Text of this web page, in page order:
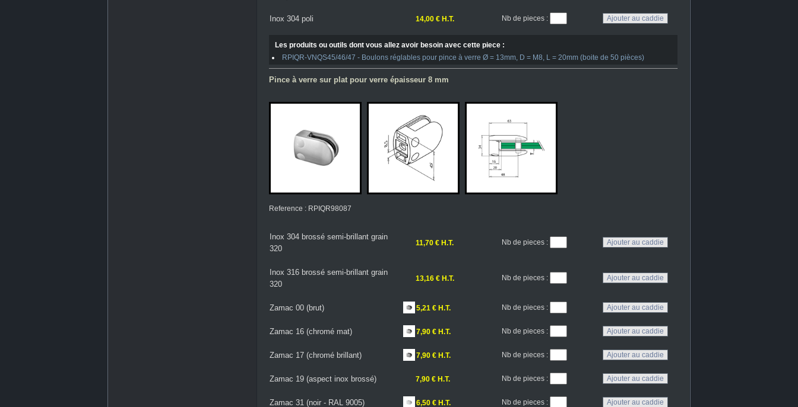
Inox 304 poli 14,00 € H.T. Nb de pieces:
Les produits ou outils dont vous allez avoir besoin avec cette piece :
RPIQR-VNQS45/46/47 - Boulons réglables pour pince à verre Ø = 13mm, D = M8, L = 20mm (boite de 50 pièces)
Pince à verre sur plat pour verre épaisseur 8 mm
Reference : RPIQR98087
Inox 304 brossé semi-brillant grain
320
11,70 € H.T. Nb de pieces:
Inox 316 brossé semi-brillant grain
320
13,16 € H.T. Nb de pieces:
Zamac 00 (brut) 5,21 € H.T. Nb de pieces:
Zamac 16 (chromé mat) 7,90 € H.T. Nb de pieces:
Zamac 17 (chromé brillant) 7,90 € H.T. Nb de pieces:
Zamac 19 (aspect inox brossé) 7,90 € H.T. Nb de pieces:
Zamac 31 (noir - RAL 9005) 6,50 € H.T. Nb de pieces: